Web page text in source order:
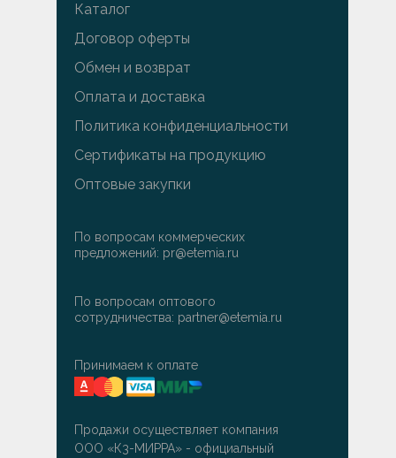
Продажи осуществляет компания
ООО «К3-МИРРА» - официальный
По вопросам оптового
сотрудничества: partner@etemia.ru
Оплата и доставка
Обмен и возврат
Каталог
Политика конфиденциальности
Договор оферты
Оптовые закупки
Сертификаты на продукцию
Принимаем к оплате
По вопросам коммерческих
предложений: pr@etemia.ru